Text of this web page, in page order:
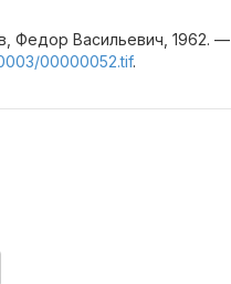
Федор Васильевич, 1962. —
00000052.tif.